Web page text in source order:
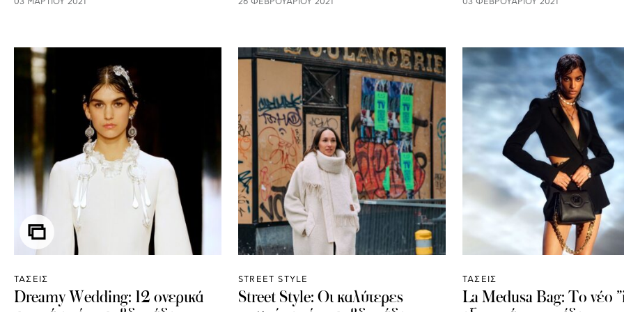
ΤΑΣΕΙΣ
Dreamy Wedding: 12 ονερικά
STREET STYLE
Street Style: Οι καλύτερες
ΤΑΣΕΙΣ
La Medusa Bag: To νέο